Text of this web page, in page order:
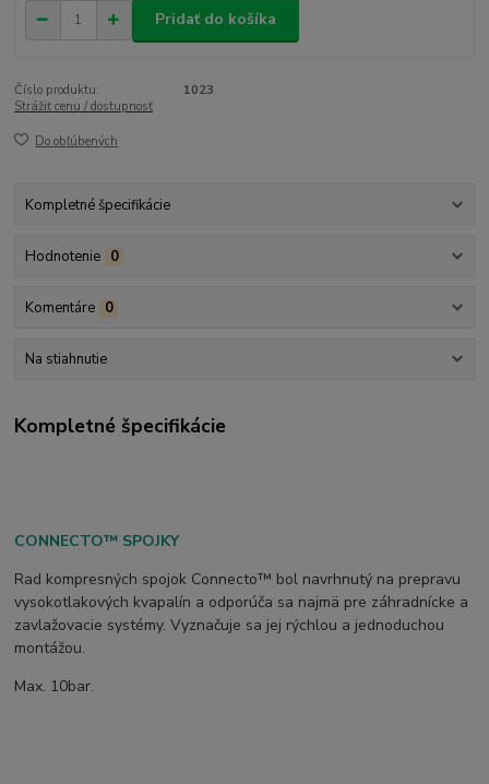
Pridať do košíka
Číslo produktu:
1023
Strážiť cenu / dostupnosť
Do obľúbených
Kompletné špecifikácie
Hodnotenie 0
Komentáre 0
Na stiahnutie
Kompletné špecifikácie
CONNECTO™ SPOJKY
Rad kompresných spojok Connecto™ bol navrhnutý na prepravu
vysokotlakových kvapalín a odporúča sa najmä pre záhradnícke a
zavlažovacie systémy. Vyznačuje sa jej rýchlou a jednoduchou
montážou.
Max. 10bar.